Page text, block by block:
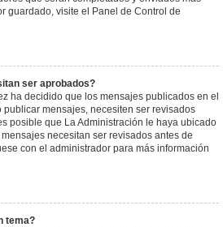
guardado, visite el Panel de Control de
ser aprobados?
ha decidido que los mensajes publicados en el
mensajes, necesiten ser revisados
posible que La Administración le haya ubicado
necesitan ser revisados antes de
con el administrador para más información
tema?